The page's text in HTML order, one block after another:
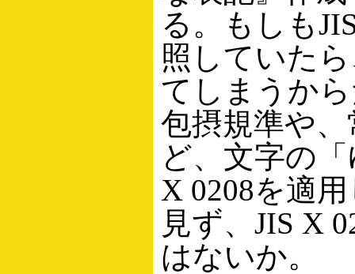
る。もしも
照していた
てしまうか
包摂規準や
ど、文字の
X 0208を適
見ず、JIS X
はないか。